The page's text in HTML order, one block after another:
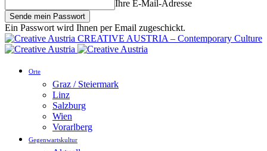
Ihre E-Mail-Adresse
Ein Passwort wird Ihnen per Email zugeschickt.
CREATIVE AUSTRIA – Contemporary Culture
Orte
Graz / Steiermark
Linz
Salzburg
Wien
Vorarlberg
Gegenwartskultur